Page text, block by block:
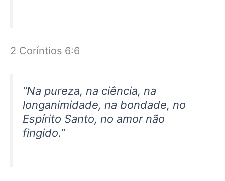
2 Coríntios 6:6
“Na pureza, na ciência, na
longanimidade, na bondade, no
Espírito Santo, no amor não
fingido.”